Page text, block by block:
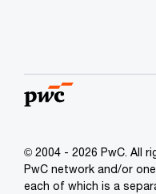
© 2004 - 2026 PwC. All
PwC network and/or
each of which is a